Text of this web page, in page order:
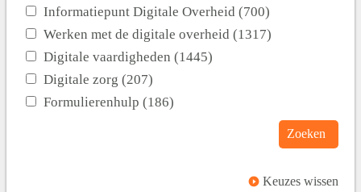
Informatiepunt Digitale Overheid (700)
Werken met de digitale overheid (1317)
Digitale vaardigheden (1445)
Digitale zorg (207)
Formulierenhulp (186)
Zoeken
Keuzes wissen